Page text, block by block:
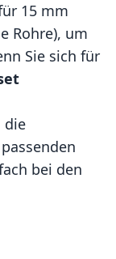
15 mm
Rohre), um
Sie sich für
die
bei den